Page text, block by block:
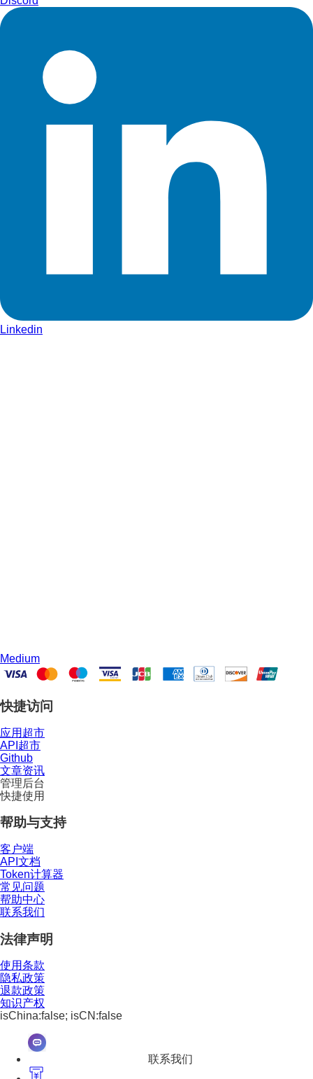
Linkedin
Medium
快捷访问
应用超市
API超市
Github
文章资讯
管理后台
快捷使用
帮助与支持
客户端
API文档
Token计算器
常见问题
帮助中心
联系我们
法律声明
使用条款
隐私政策
退款政策
知识产权
isChina:false; isCN:false
联系我们